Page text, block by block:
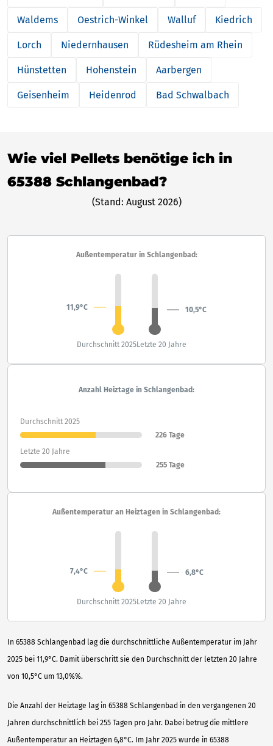
Waldems Oestrich-Winkel Walluf Kiedrich
Lorch Niedernhausen Rüdesheim am Rhein
Hünstetten Hohenstein Aarbergen
Geisenheim Heidenrod Bad Schwalbach
Wie viel Pellets benötige ich in
65388 Schlangenbad?
(Stand: August 2026)
In 65388 Schlangenbad lag die durchschnittliche Außentemperatur im Jahr
2025 bei 11,9°C. Damit überschritt sie den Durchschnitt der letzten 20 Jahre
von 10,5°C um 13,0%%.
Die Anzahl der Heiztage lag in 65388 Schlangenbad in den vergangenen 20
Jahren durchschnittlich bei 255 Tagen pro Jahr. Dabei betrug die mittlere
Außentemperatur an Heiztagen 6,8°C. Im Jahr 2025 wurde in 65388
Außentemperatur in Schlangenbad:
11,9°C 10,5°C
Durchschnitt 2025Letzte 20 Jahre
Anzahl Heiztage in Schlangenbad:
Durchschnitt 2025
226 Tage
Letzte 20 Jahre
255 Tage
Außentemperatur an Heiztagen in Schlangenbad:
7,4°C 6,8°C
Durchschnitt 2025Letzte 20 Jahre